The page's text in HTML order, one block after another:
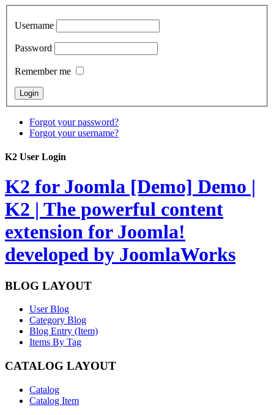
Username
Password
Remember me
Forgot your password?
Forgot your username?
K2 User Login
K2 for Joomla [Demo] Demo |
K2 | The powerful content
extension for Joomla!
developed by JoomlaWorks
BLOG LAYOUT
User Blog
Category Blog
Blog Entry (Item)
Items By Tag
CATALOG LAYOUT
Catalog
Catalog Item